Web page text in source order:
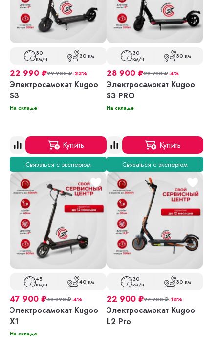
30
км/ч 30 км
22 990 ₽29 900₽-23%
Электросамокат Kugoo
S3
На складе
Купить
Связаться с экспертом
30
км/ч 30 км
28 900 ₽29 990₽-4%
Электросамокат Kugoo
S3 PRO
На складе
Купить
Связаться с экспертом
45
км/ч 40 км
47 900 ₽49 990₽-4%
Электросамокат Kugoo
X1
На складе
30
км/ч 30 км
22 900 ₽27 900₽-18%
Электросамокат Kugoo
L2 Pro